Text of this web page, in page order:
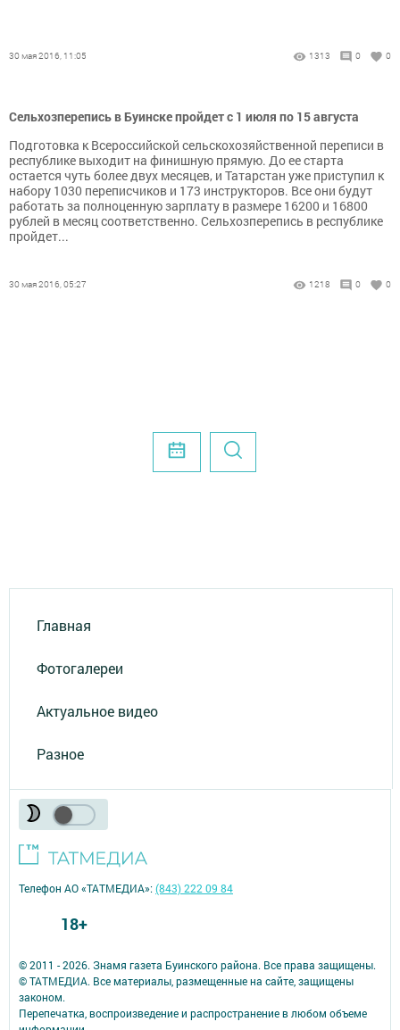
30 мая 2016, 11:05 1313 0 0
Сельхозперепись в Буинске пройдет с 1 июля по 15 августа
Подготовка к Всероссийской сельскохозяйственной переписи в
республике выходит на финишную прямую. До ее старта
остается чуть более двух месяцев, и Татарстан уже приступил к
набору 1030 переписчиков и 173 инструкторов. Все они будут
работать за полноценную зарплату в размере 16200 и 16800
рублей в месяц соответственно. Сельхозперепись в республике
пройдет...
30 мая 2016, 05:27 1218 0 0
Главная
Фотогалереи
Актуальное видео
Разное
© 2011 - 2026. Знамя газета Буинского района. Все права защищены.
© ТАТМЕДИА. Все материалы, размещенные на сайте, защищены
законом.
Перепечатка, воспроизведение и распространение в любом объеме
Телефон АО «ТАТМЕДИА»:(843) 222 09 84
18+